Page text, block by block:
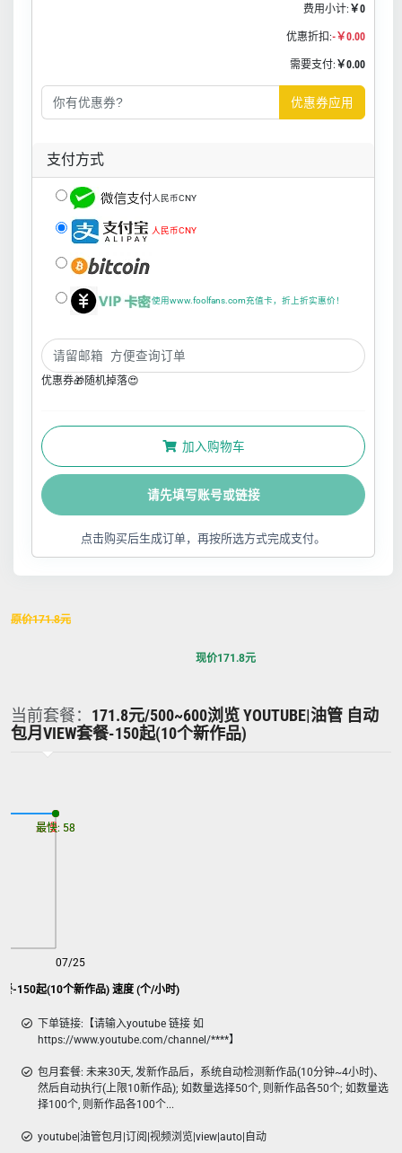
费用小计: ￥0
优惠折扣:-￥0.00
需要支付: ￥0.00
优惠券应用
支付方式
人民币CNY
人民币CNY
使用www.foolfans.com充值卡，折上折实惠价！
优惠券🎁随机掉落😍
加入购物车
请先填写账号或链接
点击购买后生成订单，再按所选方式完成支付。
原价171.8元
现价171.8元
当前套餐： 171.8元/500~600浏览 YOUTUBE|油管 自动
包月VIEW套餐-150起(10个新作品)
-150起(10个新作品) 速度 (个/小时)
07/25
最慢: 58
最快: 58
下单链接:【请输入youtube 链接 如
https://www.youtube.com/channel/****】
包月套餐: 未来30天, 发新作品后，系统自动检测新作品(10分钟~4小时)、
然后自动执行(上限10新作品); 如数量选择50个, 则新作品各50个; 如数量选
择100个, 则新作品各100个...
youtube|油管包月|订阅|视频浏览|view|auto|自动